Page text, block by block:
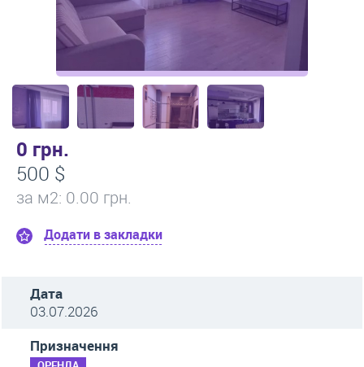
0 грн.
500 $
за м2: 0.00 грн.
Додати в закладки
Дата
03.07.2026
Призначення